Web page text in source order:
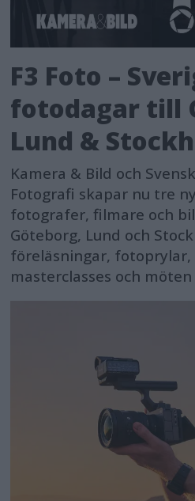
F3 Foto –
fotodagar till
Lund &
Kamera & Bild och
Fotografi skapar nu tre
fotografer, filmare och
Göteborg, Lund och
föreläsningar, fotoprylar,
masterclasses och